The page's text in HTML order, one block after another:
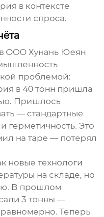
в контексте
спроса.
OOO Хунань Юеян
проблемой:
в 40 тонн пришла
Пришлось
— стандартные
герметичность. Это
на таре — потерял
новые технологи
на складе, но
В прошлом
3 тонны —
Теперь